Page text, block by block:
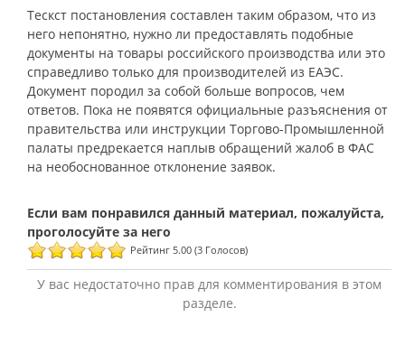
Тескст постановления составлен таким образом, что из
него непонятно, нужно ли предоставлять подобные
документы на товары российского производства или это
справедливо только для производителей из ЕАЭС.
Документ породил за собой больше вопросов, чем
ответов. Пока не появятся официальные разъяснения от
правительства или инструкции Торгово-Промышленной
палаты предрекается наплыв обращений жалоб в ФАС
на необоснованное отклонение заявок.
Рейтинг 5.00 (3 Голосов)
У вас недостаточно прав для комментирования в этом
разделе.